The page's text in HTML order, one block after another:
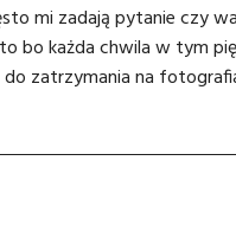
mi zadają pytanie czy
bo każda chwila w tym
zatrzymania na